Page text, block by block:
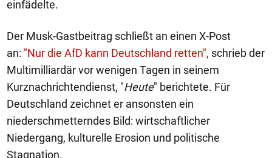
einfädelte.
Der Musk-Gastbeitrag schließt an einen X-Post
an: "Nur die AfD kann Deutschland retten", schrieb der
Multimilliardär vor wenigen Tagen in seinem
Kurznachrichtendienst, "Heute" berichtete. Für
Deutschland zeichnet er ansonsten ein
niederschmetterndes Bild: wirtschaftlicher
Niedergang, kulturelle Erosion und politische
Stagnation.